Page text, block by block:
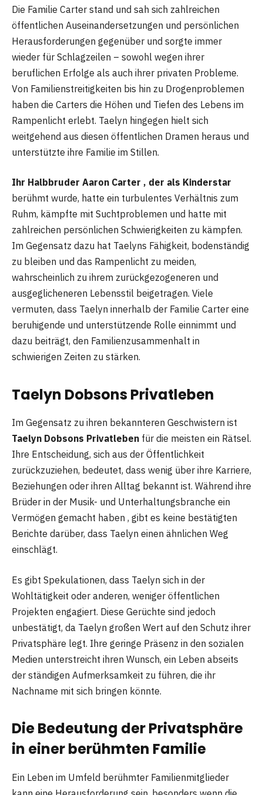
Die Familie Carter stand und sah sich zahlreichen
öffentlichen Auseinandersetzungen und persönlichen
Herausforderungen gegenüber und sorgte immer
wieder für Schlagzeilen – sowohl wegen ihrer
beruflichen Erfolge als auch ihrer privaten Probleme.
Von Familienstreitigkeiten bis hin zu Drogenproblemen
haben die Carters die Höhen und Tiefen des Lebens im
Rampenlicht erlebt. Taelyn hingegen hielt sich
weitgehend aus diesen öffentlichen Dramen heraus und
unterstützte ihre Familie im Stillen.
Ihr Halbbruder Aaron Carter , der als Kinderstar
berühmt wurde, hatte ein turbulentes Verhältnis zum
Ruhm, kämpfte mit Suchtproblemen und hatte mit
zahlreichen persönlichen Schwierigkeiten zu kämpfen.
Im Gegensatz dazu hat Taelyns Fähigkeit, bodenständig
zu bleiben und das Rampenlicht zu meiden,
wahrscheinlich zu ihrem zurückgezogeneren und
ausgeglicheneren Lebensstil beigetragen. Viele
vermuten, dass Taelyn innerhalb der Familie Carter eine
beruhigende und unterstützende Rolle einnimmt und
dazu beiträgt, den Familienzusammenhalt in
schwierigen Zeiten zu stärken.
Taelyn Dobsons Privatleben
Im Gegensatz zu ihren bekannteren Geschwistern ist
Taelyn Dobsons Privatleben für die meisten ein Rätsel.
Ihre Entscheidung, sich aus der Öffentlichkeit
zurückzuziehen, bedeutet, dass wenig über ihre Karriere,
Beziehungen oder ihren Alltag bekannt ist. Während ihre
Brüder in der Musik- und Unterhaltungsbranche ein
Vermögen gemacht haben , gibt es keine bestätigten
Berichte darüber, dass Taelyn einen ähnlichen Weg
einschlägt.
Es gibt Spekulationen, dass Taelyn sich in der
Wohltätigkeit oder anderen, weniger öffentlichen
Projekten engagiert. Diese Gerüchte sind jedoch
unbestätigt, da Taelyn großen Wert auf den Schutz ihrer
Privatsphäre legt. Ihre geringe Präsenz in den sozialen
Medien unterstreicht ihren Wunsch, ein Leben abseits
der ständigen Aufmerksamkeit zu führen, die ihr
Nachname mit sich bringen könnte.
Die Bedeutung der Privatsphäre
in einer berühmten Familie
Ein Leben im Umfeld berühmter Familienmitglieder